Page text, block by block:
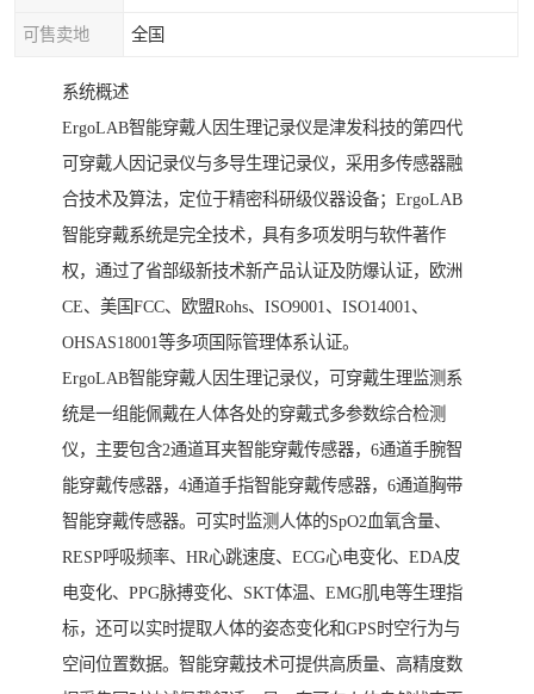
可售卖地 全国
系统概述
ErgoLAB智能穿戴人因生理记录仪是津发科技的第四代
可穿戴人因记录仪与多导生理记录仪，采用多传感器融
合技术及算法，定位于精密科研级仪器设备；ErgoLAB
智能穿戴系统是完全技术，具有多项发明与软件著作
权，通过了省部级新技术新产品认证及防爆认证，欧洲
CE、美国FCC、欧盟Rohs、ISO9001、ISO14001、
OHSAS18001等多项国际管理体系认证。
ErgoLAB智能穿戴人因生理记录仪，可穿戴生理监测系
统是一组能佩戴在人体各处的穿戴式多参数综合检测
仪，主要包含2通道耳夹智能穿戴传感器，6通道手腕智
能穿戴传感器，4通道手指智能穿戴传感器，6通道胸带
智能穿戴传感器。可实时监测人体的SpO2血氧含量、
RESP呼吸频率、HR心跳速度、ECG心电变化、EDA皮
电变化、PPG脉搏变化、SKT体温、EMG肌电等生理指
标，还可以实时提取人体的姿态变化和GPS时空行为与
空间位置数据。智能穿戴技术可提供高质量、高精度数